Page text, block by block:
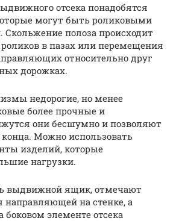
отсека понадобятся
могут быть роликовыми
полоза происходит
в пазах или перемещения
относительно друг
дорожках.
недорогие, но менее
более прочные и
они бесшумно и позволяют
Можно использовать
изделий, которые
нагрузки.
выдвижной ящик, отмечают
на стенке, а
боковом элементе отсека